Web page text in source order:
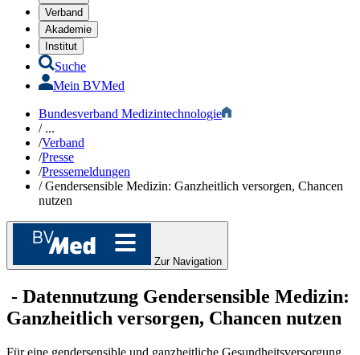
Verband
Akademie
Institut
Suche
Mein BVMed
Bundesverband Medizintechnologie
/...
/Verband
/Presse
/Pressemeldungen
/Gendersensible Medizin: Ganzheitlich versorgen, Chancen
nutzen
Zur Navigation
- Datennutzung Gendersensible Medizin:
Ganzheitlich versorgen, Chancen nutzen
Für eine gendersensible und ganzheitliche Gesundheitsversorgung